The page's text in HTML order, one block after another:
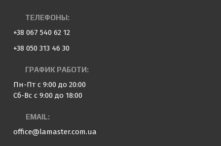
ТЕЛЕФОНЫ:
+38 067 540 62 12
+38 050 313 46 30
ГРАФИК РАБОТИ:
Пн-Пт с 9:00 до 20:00
Сб-Вс с 9:00 до 18:00
EMAIL:
office@lamaster.com.ua